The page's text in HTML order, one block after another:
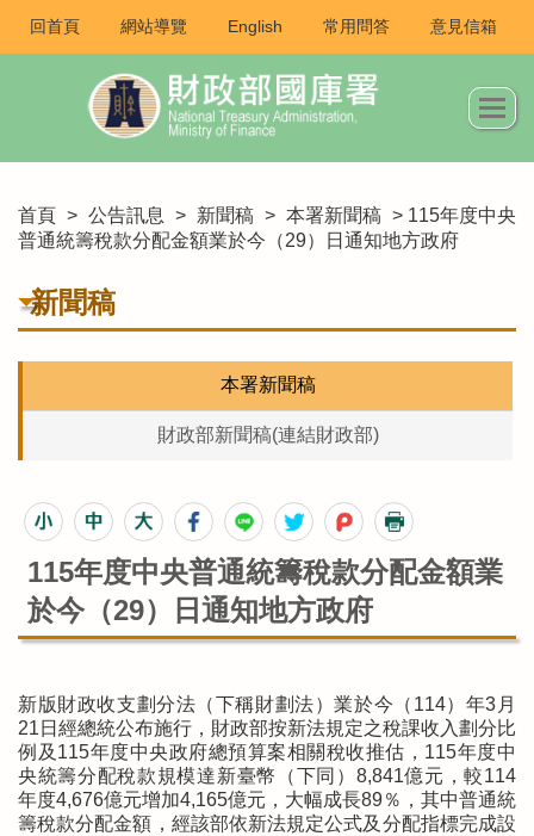
回首頁 網站導覽 English 常用問答 意見信箱
首頁 > 公告訊息 > 新聞稿 > 本署新聞稿 > 115年度中央
普通統籌稅款分配金額業於今（29）日通知地方政府
新聞稿
本署新聞稿
財政部新聞稿(連結財政部)
115年度中央普通統籌稅款分配金額業
於今（29）日通知地方政府
新版財政收支劃分法（下稱財劃法）業於今（114）年3月
21日經總統公布施行，財政部按新法規定之稅課收入劃分比
例及115年度中央政府總預算案相關稅收推估，115年度中
央統籌分配稅款規模達新臺幣（下同）8,841億元，較114
年度4,676億元增加4,165億元，大幅成長89％，其中普通統
籌稅款分配金額，經該部依新法規定公式及分配指標完成設